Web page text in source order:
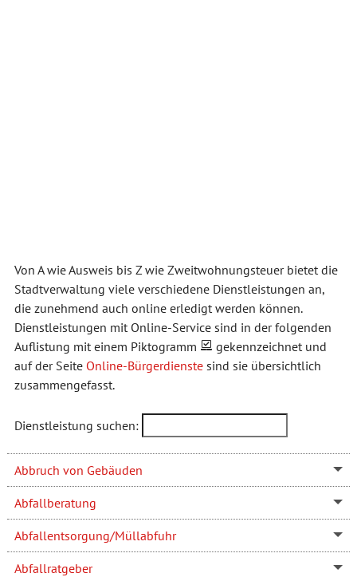
Von A wie Ausweis bis Z wie Zweitwohnungsteuer bietet die
Stadtverwaltung viele verschiedene Dienstleistungen an,
die zunehmend auch online erledigt werden können.
Dienstleistungen mit Online-Service sind in der folgenden
Auflistung mit einem Piktogramm
gekennzeichnet und
auf der Seite Online-Bürgerdienstesind sie übersichtlich
zusammengefasst.
Dienstleistung suchen:
Abbruch von Gebäuden
Abfallberatung
Abfallentsorgung/Müllabfuhr
Abfallratgeber